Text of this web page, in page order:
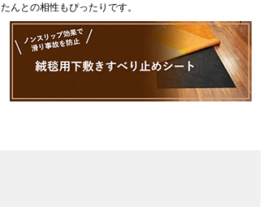
たんとの相性もぴったりです。